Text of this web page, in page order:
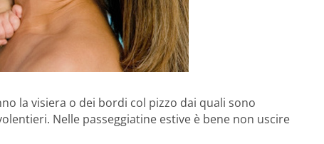
la visiera o dei bordi col pizzo dai quali sono
Nelle passeggiatine estive è bene non uscire